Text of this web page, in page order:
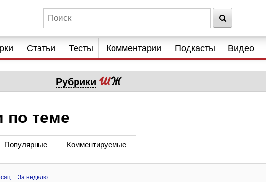
Статьи Тесты Комментарии Подкасты Видео
Рубрики
по теме
Популярные Комментируемые
За неделю